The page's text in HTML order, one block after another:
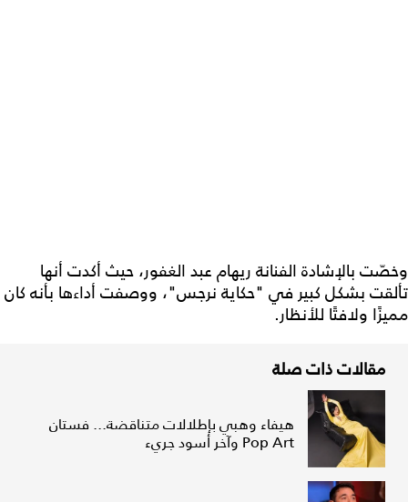
وخصّت بالإشادة الفنانة ريهام عبد الغفور، حيث أكدت أنها
تألقت بشكل كبير في "حكاية نرجس"، ووصفت أداءها بأنه كان
مميزًا ولافتًا للأنظار.
مقالات ذات صلة
هيفاء وهبي بإطلالات متناقضة... فستان
Pop Art وآخر أسود جريء